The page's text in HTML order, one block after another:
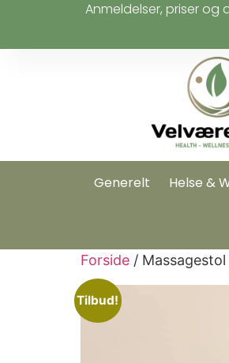
Anmeldelser, priser
Generelt Helse &
Forside /
Tilbud!